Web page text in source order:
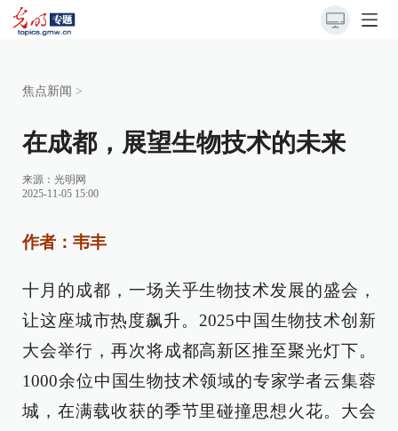
焦点新闻 >
在成都，展望生物技术的未来
来源： 光明网
2025-11-05 15:00
作者：韦丰
十月的成都，一场关乎生物技术发展的盛会，
让这座城市热度飙升。2025中国生物技术创新
大会举行，再次将成都高新区推至聚光灯下。
1000余位中国生物技术领域的专家学者云集蓉
城，在满载收获的季节里碰撞思想火花。大会